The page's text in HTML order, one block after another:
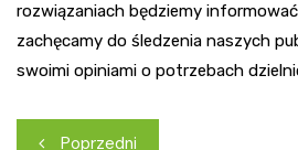
rozwiązaniach będziemy
zachęcamy do śledzenia naszych
swoimi opiniami o potrzebach
Nawigacja
Poprzedni